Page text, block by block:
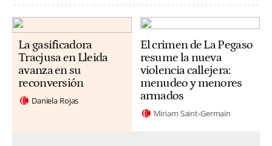
La gasificadora
Tracjusa en Lleida
avanza en su
reconversión
Daniela Rojas
El crimen de La Pegaso
resume la nueva
violencia callejera:
menudeo y menores
armados
Miriam Saint-Germain